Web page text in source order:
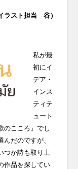
ラスト担当 谷）
私が最
初にイ
デア・
インス
ティテ
ュート
のこころ』でし
だのですが、
つか詩も取り上
作品を探してい